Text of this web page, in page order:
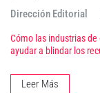
Dirección Editorial
Cómo las industrias
ayudar a blindar los
Leer Más